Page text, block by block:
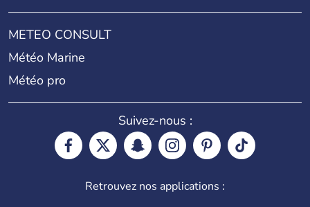
METEO CONSULT
Météo Marine
Météo pro
Suivez-nous :
Retrouvez nos applications :